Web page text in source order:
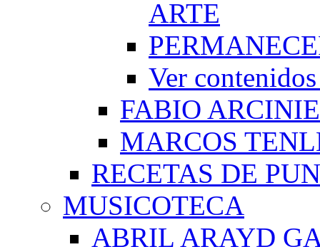
ARTE
Ver
FABIO
MARCOS
RECETAS DE
MUSICOTECA
ABRIL ARAYD